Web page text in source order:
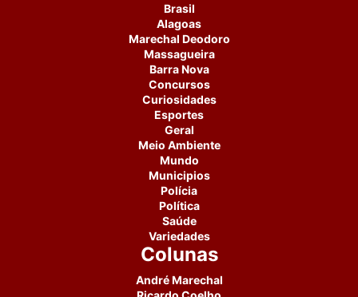
Brasil
Alagoas
Marechal Deodoro
Massagueira
Barra Nova
Concursos
Curiosidades
Esportes
Geral
Meio Ambiente
Mundo
Municipios
Polícia
Política
Saúde
Variedades
Colunas
André Marechal